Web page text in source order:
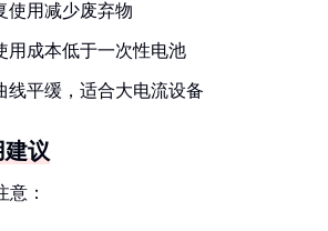
使用减少废弃物
用成本低于一次性电池
线平缓，适合大电流设备
议
意：